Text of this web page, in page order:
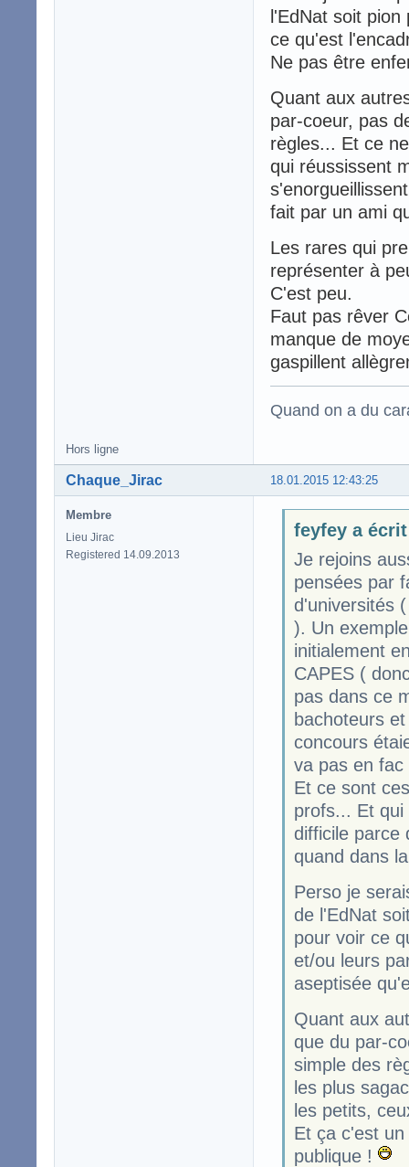
l'EdNat soit
ce qu'est
Ne pas être
Quant aux
par-coeur, pas
règles... Et ce
qui réussissent
fait par un ami
Les rares qui
représenter à
C'est peu.
Faut pas rêver
manque de
gaspillent
Quand on a du
Hors ligne
18.01.2015 12:43:25
Chaque_Jirac
Membre
Lieu Jirac
Registered 14.09.2013
feyfey a écrit
Je rejoins
pensées par
d'universités
). Un
initialement
CAPES (
pas dans ce
bachoteurs
concours
va pas en
Et ce sont
profs... Et
difficile parce
quand dans
Perso je
de l'EdNat
pour voir ce
et/ou leurs
aseptisée
Quant aux
que du par-
simple des
les plus
les petits,
Et ça c'est
publique !